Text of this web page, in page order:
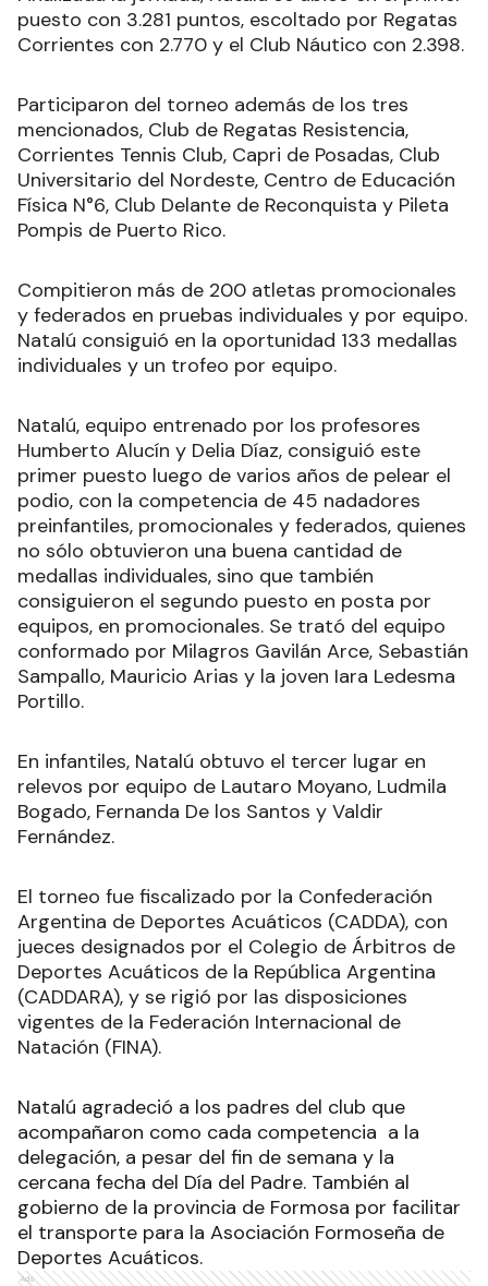
puesto con 3.281 puntos, escoltado por Regatas
Corrientes con 2.770 y el Club Náutico con 2.398.
Participaron del torneo además de los tres
mencionados, Club de Regatas Resistencia,
Corrientes Tennis Club, Capri de Posadas, Club
Universitario del Nordeste, Centro de Educación
Física N°6, Club Delante de Reconquista y Pileta
Pompis de Puerto Rico.
Compitieron más de 200 atletas promocionales
y federados en pruebas individuales y por equipo.
Natalú consiguió en la oportunidad 133 medallas
individuales y un trofeo por equipo.
Natalú, equipo entrenado por los profesores
Humberto Alucín y Delia Díaz, consiguió este
primer puesto luego de varios años de pelear el
podio, con la competencia de 45 nadadores
preinfantiles, promocionales y federados, quienes
no sólo obtuvieron una buena cantidad de
medallas individuales, sino que también
consiguieron el segundo puesto en posta por
equipos, en promocionales. Se trató del equipo
conformado por Milagros Gavilán Arce, Sebastián
Sampallo, Mauricio Arias y la joven Iara Ledesma
Portillo.
En infantiles, Natalú obtuvo el tercer lugar en
relevos por equipo de Lautaro Moyano, Ludmila
Bogado, Fernanda De los Santos y Valdir
Fernández.
El torneo fue fiscalizado por la Confederación
Argentina de Deportes Acuáticos (CADDA), con
jueces designados por el Colegio de Árbitros de
Deportes Acuáticos de la República Argentina
(CADDARA), y se rigió por las disposiciones
vigentes de la Federación Internacional de
Natación (FINA).
Natalú agradeció a los padres del club que
acompañaron como cada competencia a la
delegación, a pesar del fin de semana y la
cercana fecha del Día del Padre. También al
gobierno de la provincia de Formosa por facilitar
el transporte para la Asociación Formoseña de
Deportes Acuáticos.
Ads